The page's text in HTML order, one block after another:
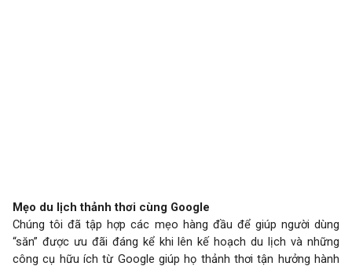
Mẹo du lịch thảnh thơi cùng Google
Chúng tôi đã tập hợp các mẹo hàng đầu để giúp người dùng
“săn” được ưu đãi đáng kể khi lên kế hoạch du lịch và những
công cụ hữu ích từ Google giúp họ thảnh thơi tận hưởng hành